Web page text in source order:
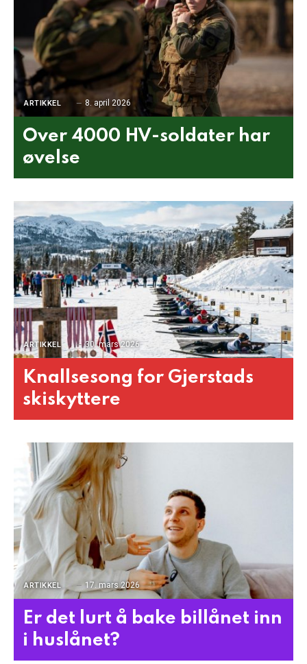
ARTIKKEL 8. april 2026
Over 4000 HV-soldater har
øvelse
ARTIKKEL 30. mars 2026
Knallsesong for Gjerstads
skiskyttere
ARTIKKEL 17. mars 2026
Er det lurt å bake billånet inn
i huslånet?